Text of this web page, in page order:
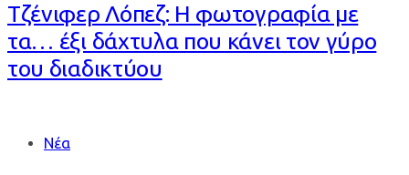
Τζένιφερ Λόπεζ: Η φωτογραφία με
τα… έξι δάχτυλα που κάνει τον γύρο
του διαδικτύου
Tags Νέα